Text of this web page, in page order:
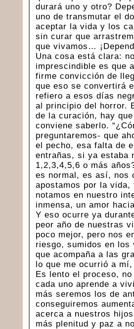
durará uno y otro?
uno de transmutar el
aceptar la vida y los
sin curar que
que vivamos…
Una cosa está clara:
imprescindible es que
firme convicción de
que eso se convertirá
refiero a esos días
al principio del horror.
de la curación, hay
conviene saberlo.
preguntaremos- que
el pecho, esa falta de
entrañas, si ya estaba
1,2,3,4,5,6 o más
es normal, es así, nos
apostamos por la vida,
notamos en nuestro
inmensa, un amor
Y eso ocurre ya
peor año de nuestras
poco mejor, pero nos
riesgo, sumidos en los
que acompaña a las
lo que me ocurrió a
Es lento el proceso,
cada uno aprende a
más seremos los de
conseguiremos
acerca a nuestros
más plenitud y paz a